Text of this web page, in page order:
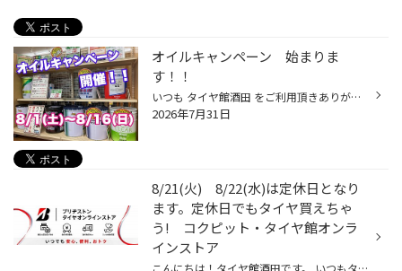
オイルキャンペーン 始まりま
す！！
いつも タイヤ館酒田 をご利用頂きありがとうございます。 さて今日は、オイルキャンペーンのお話しです。 ８月１日(土)〜８月１６日(日)まで、オイル交換のセールを開催いたします。 オイルが、お求めやすい価格で交換できます。 オイル交換の目安は、3000Km〜5000Km。または半年〜1年と言われてお...
2026年7月31日
8/21(火) 8/22(水)は定休日となり
ます。定休日でもタイヤ買えちゃ
う! コクピット・タイヤ館オンラ
インストア
こんにちは！タイヤ館酒田です。 いつもタイヤ館酒田をご利用いただきありがとうございます。 8/21(火)・8/22(水)は当店定休日となりますが コクピット・タイヤ館オンラインストアでは、休業日や営業時間外でも ご自宅でタイヤのご購入・作業予約がご利用いただけます。 お車やタイヤにご不明な点が...